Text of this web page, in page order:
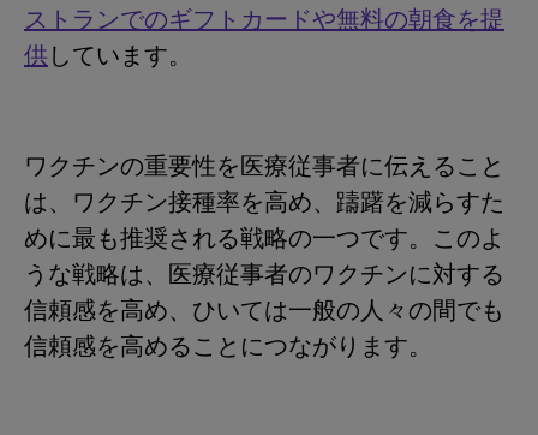
ストランでのギフトカードや無料の朝食を提
供 しています。
ワクチンの重要性を医療従事者に伝えること
は、ワクチン接種率を高め、躊躇を減らすた
めに最も推奨される戦略の一つです。このよ
うな戦略は、医療従事者のワクチンに対する
信頼感を高め、ひいては一般の人々の間でも
信頼感を高めることにつながります。